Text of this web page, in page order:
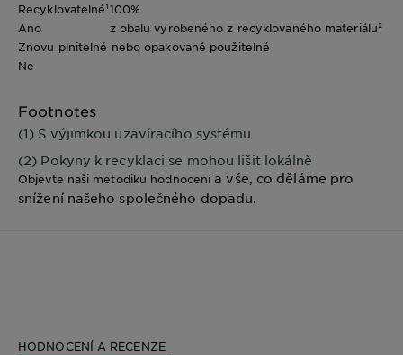
Recyklovatelné¹
Ano
100%
z obalu vyrobeného z recyklovaného materiálu²
Znovu plnitelné nebo opakovaně použitelné
Ne
Footnotes
(1) S výjimkou uzavíracího systému
(2) Pokyny k recyklaci se mohou lišit lokálně
Objevte naši metodiku hodnocenía vše, co děláme pro
snížení našeho společného dopadu.
HODNOCENÍ A RECENZE